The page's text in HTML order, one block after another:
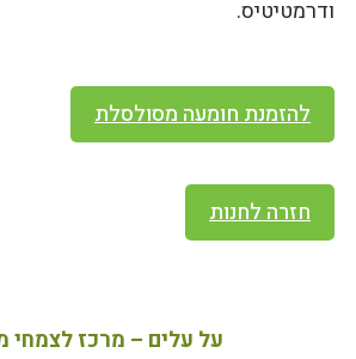
ודרמטיטיס.
להזמנת חומעה מסולסלת
חזרה לחנות
על עלים – מרכז לצמחי